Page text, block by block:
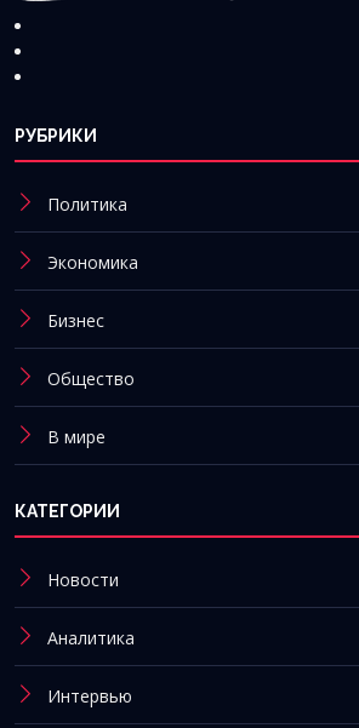
РУБРИКИ
Политика
Экономика
Бизнес
Общество
В мире
КАТЕГОРИИ
Новости
Аналитика
Интервью